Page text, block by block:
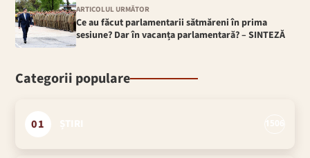
ARTICOLUL URMĂTOR
Ce au făcut parlamentarii sătmăreni în prima
sesiune? Dar în vacanța parlamentară? – SINTEZĂ
Categorii populare
01